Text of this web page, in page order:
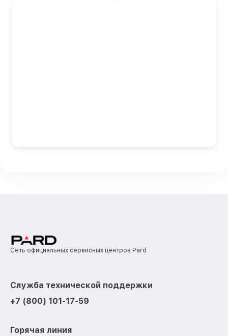
Сеть официальных сервисных центров Pard
Служба технической поддержки
+7 (800) 101-17-59
Горячая линия